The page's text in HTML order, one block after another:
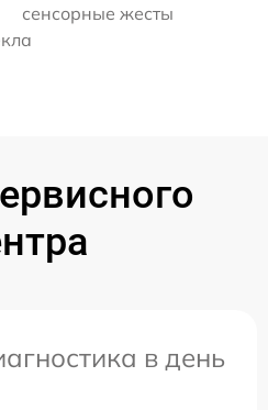
сенсорные жесты
в день